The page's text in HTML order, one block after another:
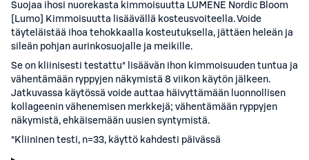
Suojaa ihosi nuorekasta kimmoisuutta LUMENE Nordic Bloom
[Lumo] Kimmoisuutta lisäävällä kosteusvoiteella. Voide
täyteläistää ihoa tehokkaalla kosteutuksella, jättäen heleän ja
sileän pohjan aurinkosuojalle ja meikille.
Se on kliinisesti testattu* lisäävän ihon kimmoisuuden tuntua ja
vähentämään ryppyjen näkymistä 8 viikon käytön jälkeen.
Jatkuvassa käytössä voide auttaa häivyttämään luonnollisen
kollageenin vähenemisen merkkejä; vähentämään ryppyjen
näkymistä, ehkäisemään uusien syntymistä.
*Kliininen testi, n=33, käyttö kahdesti päivässä